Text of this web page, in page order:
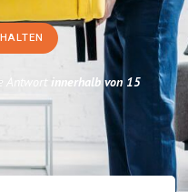
Antwort innerhalb von 15